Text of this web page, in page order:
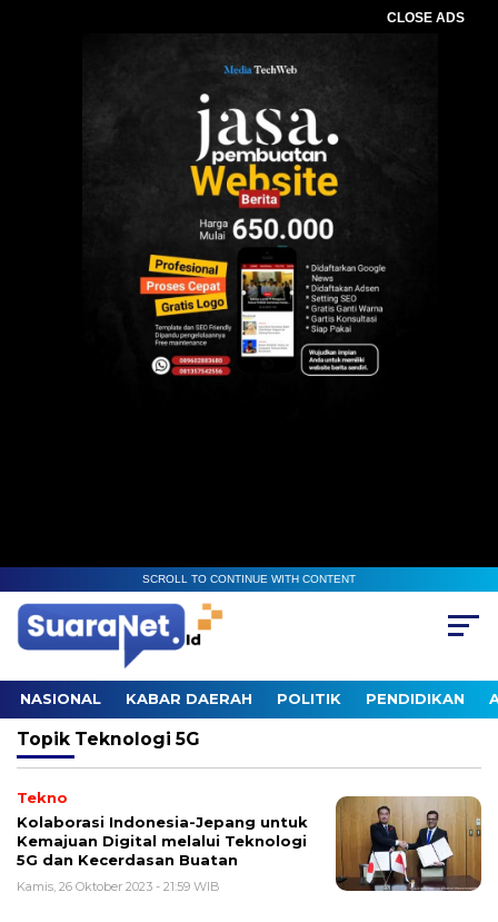
CLOSE ADS
SCROLL TO CONTINUE WITH CONTENT
NASIONAL KABAR DAERAH POLITIK PENDIDIKAN
Topik Teknologi 5G
Tekno
Kolaborasi Indonesia-Jepang untuk
Kemajuan Digital melalui Teknologi
5G dan Kecerdasan Buatan
Kamis, 26 Oktober 2023 - 21:59 WIB